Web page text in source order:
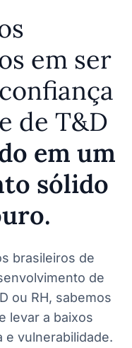
em ser
de T&D
em um
sólido
brasileiros de
de
ou RH, sabemos
levar a baixos
e vulnerabilidade.